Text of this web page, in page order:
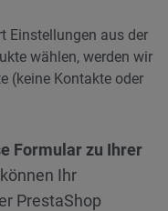
Einstellungen aus der
wählen, werden wir
(keine Kontakte oder
Formular zu Ihrer
Ihr
PrestaShop